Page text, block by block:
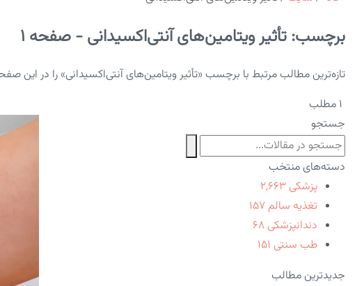
برچسب: تأثیر ویتامین‌های آنتی‌اکسیدانی - صفحه 1
تازه‌ترین مطالب مرتبط با برچسب «تأثیر ویتامین‌های آنتی‌اکسیدانی» را در این
۱ مطلب
جستجو
دسته‌های منتخب
پزشکی ۲,۶۶۳
تغذیه سالم ۱۵۷
دندانپزشکی ۶۸
طب سنتی ۱۵۱
جدیدترین مطالب